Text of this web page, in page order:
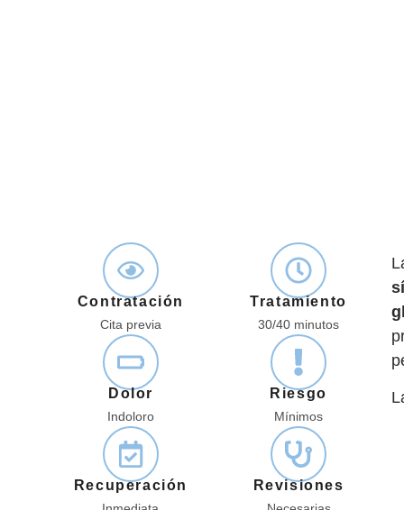
Contratación
Cita previa
Tratamiento
30/40 minutos
Dolor
Indoloro
Riesgo
Mínimos
Recuperación Revisiones